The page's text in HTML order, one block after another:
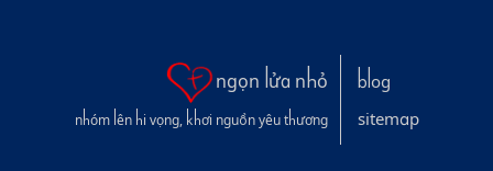
ngọn lửa nhỏ
nhóm lên hi vọng, khơi nguồn yêu thương
blog
sitemap